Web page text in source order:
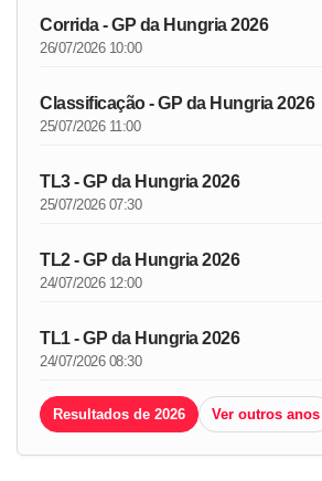
Corrida - GP da Hungria 2026
26/07/2026 10:00
Classificação - GP da Hungria 2026
25/07/2026 11:00
TL3 - GP da Hungria 2026
25/07/2026 07:30
TL2 - GP da Hungria 2026
24/07/2026 12:00
TL1 - GP da Hungria 2026
24/07/2026 08:30
Resultados de 2026 Ver outros anos